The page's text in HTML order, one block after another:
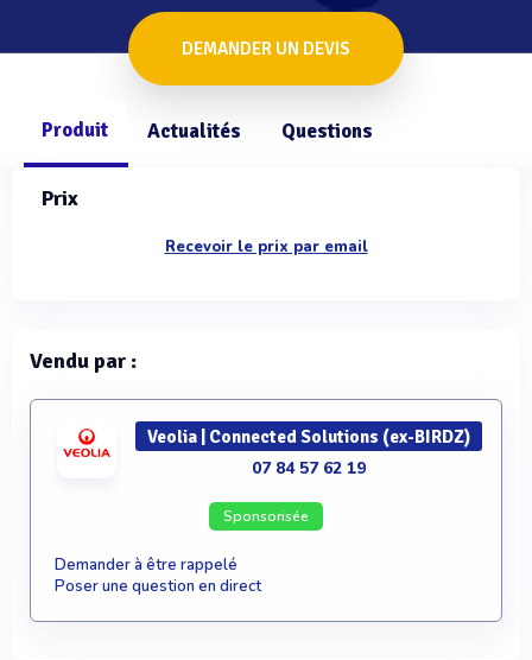
DEMANDER UN DEVIS
Produit Actualités Questions
Prix
Recevoir le prix par email
Vendu par :
Veolia | Connected Solutions (ex-BIRDZ)
07 84 57 62 19
Sponsorisée
Demander à être rappelé
Poser une question en direct